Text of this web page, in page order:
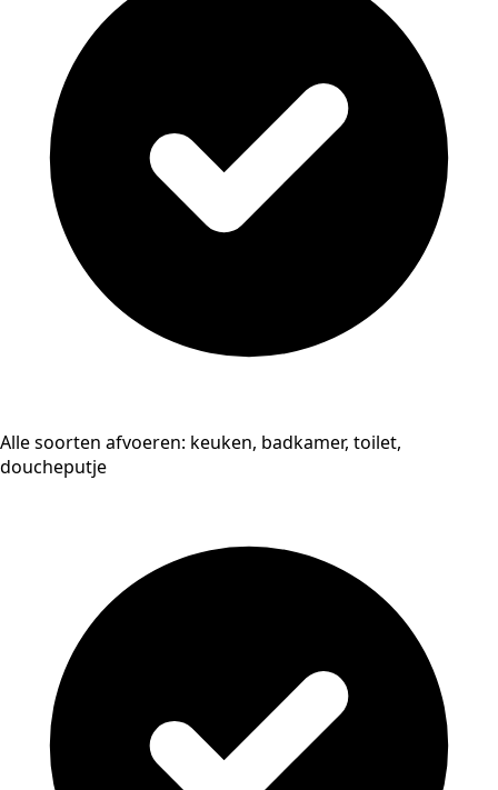
Alle soorten afvoeren: keuken, badkamer, toilet,
doucheputje